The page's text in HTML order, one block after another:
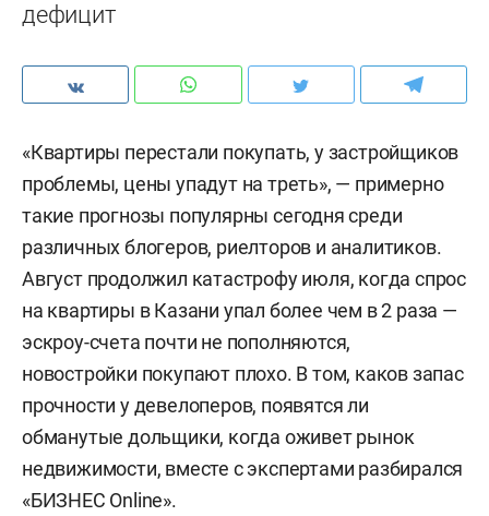
дефицит
«Квартиры перестали покупать, у застройщиков
проблемы, цены упадут на треть», — примерно
такие прогнозы популярны сегодня среди
различных блогеров, риелторов и аналитиков.
Август продолжил катастрофу июля, когда спрос
на квартиры в Казани упал более чем в 2 раза —
эскроу-счета почти не пополняются,
новостройки покупают плохо. В том, каков запас
прочности у девелоперов, появятся ли
обманутые дольщики, когда оживет рынок
недвижимости, вместе с экспертами разбирался
«БИЗНЕС Online».